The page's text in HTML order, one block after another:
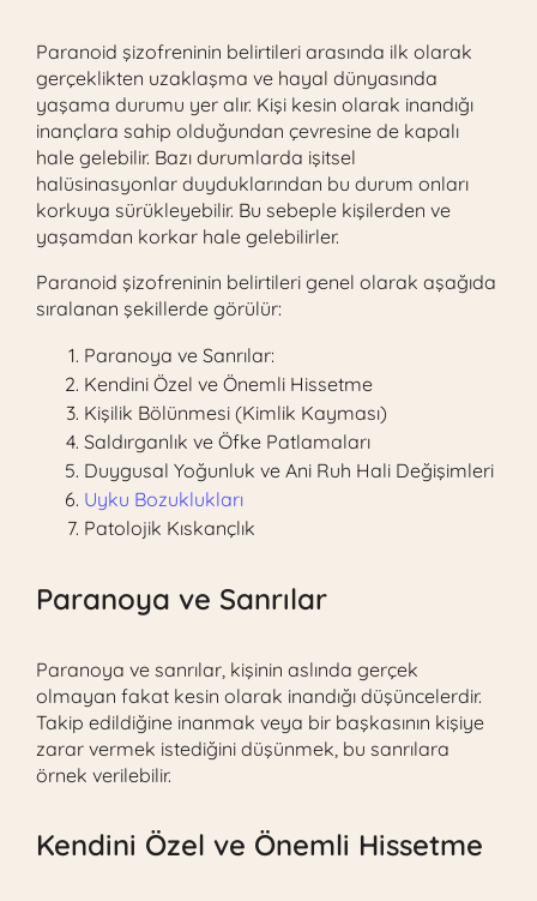
Paranoid şizofreninin belirtileri arasında ilk olarak
gerçeklikten uzaklaşma ve hayal dünyasında
yaşama durumu yer alır. Kişi kesin olarak inandığı
inançlara sahip olduğundan çevresine de kapalı
hale gelebilir. Bazı durumlarda işitsel
halüsinasyonlar duyduklarından bu durum onları
korkuya sürükleyebilir. Bu sebeple kişilerden ve
yaşamdan korkar hale gelebilirler.
Paranoid şizofreninin belirtileri genel olarak aşağıda
sıralanan şekillerde görülür:
Paranoya ve Sanrılar:
Kendini Özel ve Önemli Hissetme
Kişilik Bölünmesi (Kimlik Kayması)
Saldırganlık ve Öfke Patlamaları
Duygusal Yoğunluk ve Ani Ruh Hali Değişimleri
Uyku Bozuklukları
Patolojik Kıskançlık
Paranoya ve Sanrılar
Paranoya ve sanrılar, kişinin aslında gerçek
olmayan fakat kesin olarak inandığı düşüncelerdir.
Takip edildiğine inanmak veya bir başkasının kişiye
zarar vermek istediğini düşünmek, bu sanrılara
örnek verilebilir.
Kendini Özel ve Önemli Hissetme